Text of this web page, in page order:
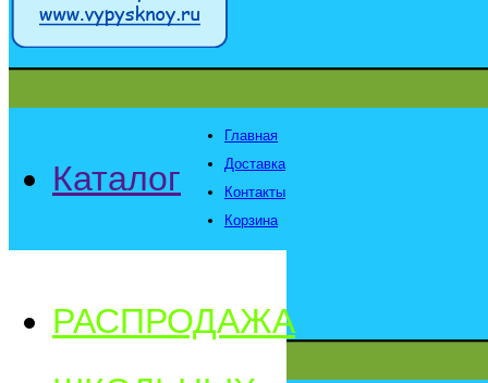
Каталог
Главная
Доставка
Контакты
Корзина
РАСПРОДАЖА